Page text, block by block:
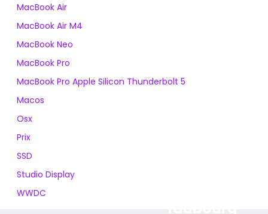
MacBook Air
MacBook Air M4
MacBook Neo
MacBook Pro
MacBook Pro Apple Silicon Thunderbolt 5
Macos
Osx
Prix
SSD
Studio Display
WWDC